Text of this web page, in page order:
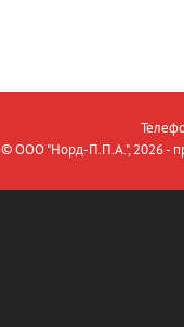
© OOO "Норд-П.П.А.", 2026 -